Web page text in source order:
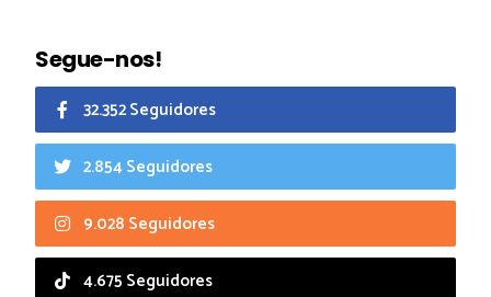
Segue-nos!
32.352 Seguidores
2.854 Seguidores
9.028 Seguidores
4.675 Seguidores